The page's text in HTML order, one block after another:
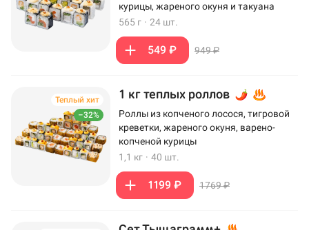
курицы, жареного окуня и такуана
565 г · 24 шт.
549 ₽ 949 ₽
–32%
Теплый хит 1 кг теплых роллов
Роллы из копченого лосося, тигровой
креветки, жареного окуня, варено-
копченой курицы
1,1 кг · 40 шт.
1199 ₽ 1769 ₽